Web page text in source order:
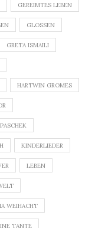
GEREIMTES LEBEN
GLOSSEN
GRETA ISMAILI
HARTWIN GROMES
KINDERLIEDER
LEBEN
WEIHACHT
TANTE